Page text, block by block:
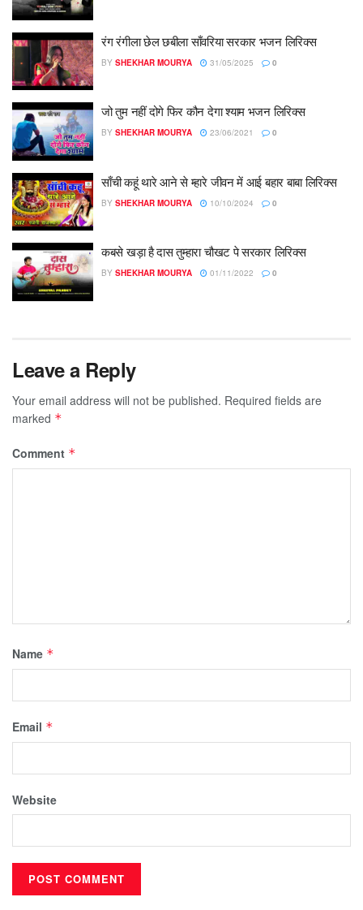
रंग रंगीला छेल छबीला साँवरिया सरकार भजन लिरिक्स
BY SHEKHAR MOURYA 31/05/2025 0
जो तुम नहीं दोगे फिर कौन देगा श्याम भजन लिरिक्स
BY SHEKHAR MOURYA 23/06/2021 0
साँची कहूं थारे आने से म्हारे जीवन में आई बहार बाबा लिरिक्स
BY SHEKHAR MOURYA 10/10/2024 0
कबसे खड़ा है दास तुम्हारा चौखट पे सरकार लिरिक्स
BY SHEKHAR MOURYA 01/11/2022 0
Leave a Reply
Your email address will not be published. Required fields are
marked *
Comment *
Name *
Email *
Website